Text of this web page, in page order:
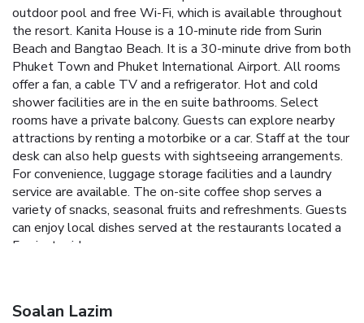
outdoor pool and free Wi-Fi, which is available throughout
the resort. Kanita House is a 10-minute ride from Surin
Beach and Bangtao Beach. It is a 30-minute drive from both
Phuket Town and Phuket International Airport. All rooms
offer a fan, a cable TV and a refrigerator. Hot and cold
shower facilities are in the en suite bathrooms. Select
rooms have a private balcony. Guests can explore nearby
attractions by renting a motorbike or a car. Staff at the tour
desk can also help guests with sightseeing arrangements.
For convenience, luggage storage facilities and a laundry
service are available. The on-site coffee shop serves a
variety of snacks, seasonal fruits and refreshments. Guests
can enjoy local dishes served at the restaurants located a
5-minute ride away.
Soalan Lazim